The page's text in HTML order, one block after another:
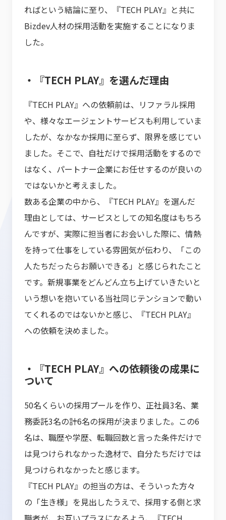
ればという結論に至り、『TECH PLAY』と共に
Bizdev人材の採用活動を実施することになりま
した。
・『TECH PLAY』を選んだ理由
『TECH PLAY』への依頼前は、リファラル採用
や、様々なエージェントサービスも利用していま
したが、なかなか採用に至らず、限界を感じてい
ました。そこで、自社だけで採用活動をするので
はなく、パートナー企業にお任せするのが良いの
ではないかと考えました。
数ある企業の中から、『TECH PLAY』を選んだ
理由としては、サービスとしての知名度はもちろ
んですが、実際に担当者にお会いした際に、情熱
を持って仕事をしている雰囲気が伝わり、「この
人たちだったらお願いできる」と感じられたこと
です。新規事業をどんどん立ち上げていきたいと
いう想いを抱いている当社同じテンションで動い
てくれるのではないかと感じ、『TECH PLAY』
への依頼を決めました。
・『TECH PLAY』への依頼後の成果に
ついて
50名くらいの採用プールを作り、正社員3名、業
務委託3名の計6名の採用が決まりました。この6
名は、職歴や学歴、転職回数と言った条件だけで
は見つけられなかった逸材で、自分たちだけでは
見つけられなかったと感じます。
『TECH PLAY』の担当の方は、そういった方々
の「生き様」を見出したうえで、採用する側と求